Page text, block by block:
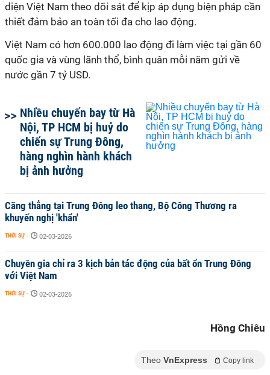
diện Việt Nam theo dõi sát để kịp áp dụng biện pháp cần
thiết đảm bảo an toàn tối đa cho lao động.
Việt Nam có hơn 600.000 lao động đi làm việc tại gần 60
quốc gia và vùng lãnh thổ, bình quân mỗi năm gửi về
nước gần 7 tỷ USD.
Nhiều chuyến bay từ Hà
Nội, TP HCM bị huỷ do
chiến sự Trung Đông,
hàng nghìn hành khách
bị ảnh hưởng
Căng thẳng tại Trung Đông leo thang, Bộ Công Thương ra
khuyến nghị 'khẩn'
THỜI SỰ - 02-03-2026
Chuyên gia chỉ ra 3 kịch bản tác động của bất ổn Trung Đông
với Việt Nam
THỜI SỰ - 02-03-2026
Hồng Chiêu
Theo VnExpress Copy link